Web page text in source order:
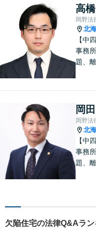
い！
高
岡野法
北
【中
事務
題、
い！
岡
岡野法
北
【中
事務
題、
い！
欠陥住宅の法律Q&Aラ